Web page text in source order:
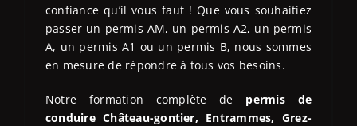
confiance qu’il vous faut ! Que vous souhaitiez
passer un permis AM, un permis A2, un permis
A, un permis A1 ou un permis B, nous sommes
en mesure de répondre à tous vos besoins.
Notre formation complète de permis de
conduireChâteau-gontier, Entrammes, Grez-